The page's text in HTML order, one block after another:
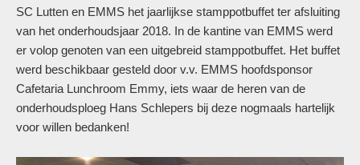
SC Lutten en EMMS het jaarlijkse stamppotbuffet ter afsluiting
van het onderhoudsjaar 2018. In de kantine van EMMS werd
er volop genoten van een uitgebreid stamppotbuffet. Het buffet
werd beschikbaar gesteld door v.v. EMMS hoofdsponsor
Cafetaria Lunchroom Emmy, iets waar de heren van de
onderhoudsploeg Hans Schlepers bij deze nogmaals hartelijk
voor willen bedanken!